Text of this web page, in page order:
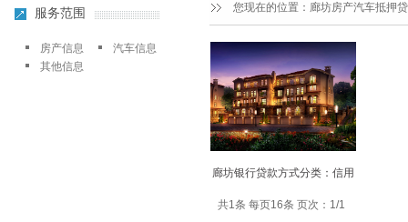
廊坊银行贷款方式分类：信用
共1条 每页16条 页次：1/1
您现在的位置： 廊坊房产汽车抵押
服务范围
房产信息
汽车信息
其他信息